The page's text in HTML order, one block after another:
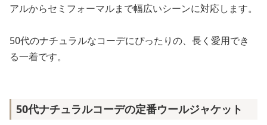
アルからセミフォーマルまで幅広いシーンに対応します。
50代のナチュラルなコーデにぴったりの、長く愛用でき
る一着です。
50代ナチュラルコーデの定番ウールジャケット